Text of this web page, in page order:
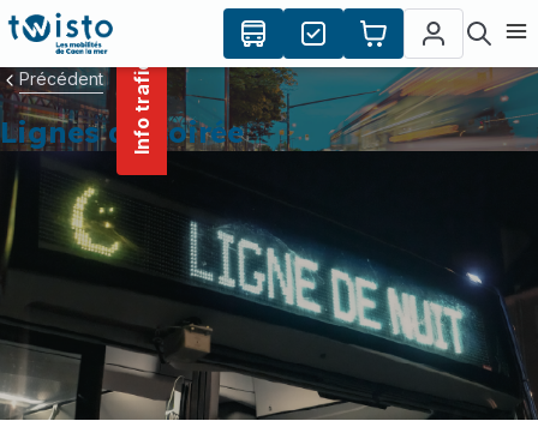
principal
Info trafic
Précédent
Lignes de soirée
Panneau de gestion des cookies